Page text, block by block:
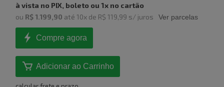
à vista no PIX, boleto ou 1x no cartão
ou R$ 1.199,90 até 10x de R$ 119,99 s/ juros Ver parcelas
Compre agora
Adicionar ao Carrinho